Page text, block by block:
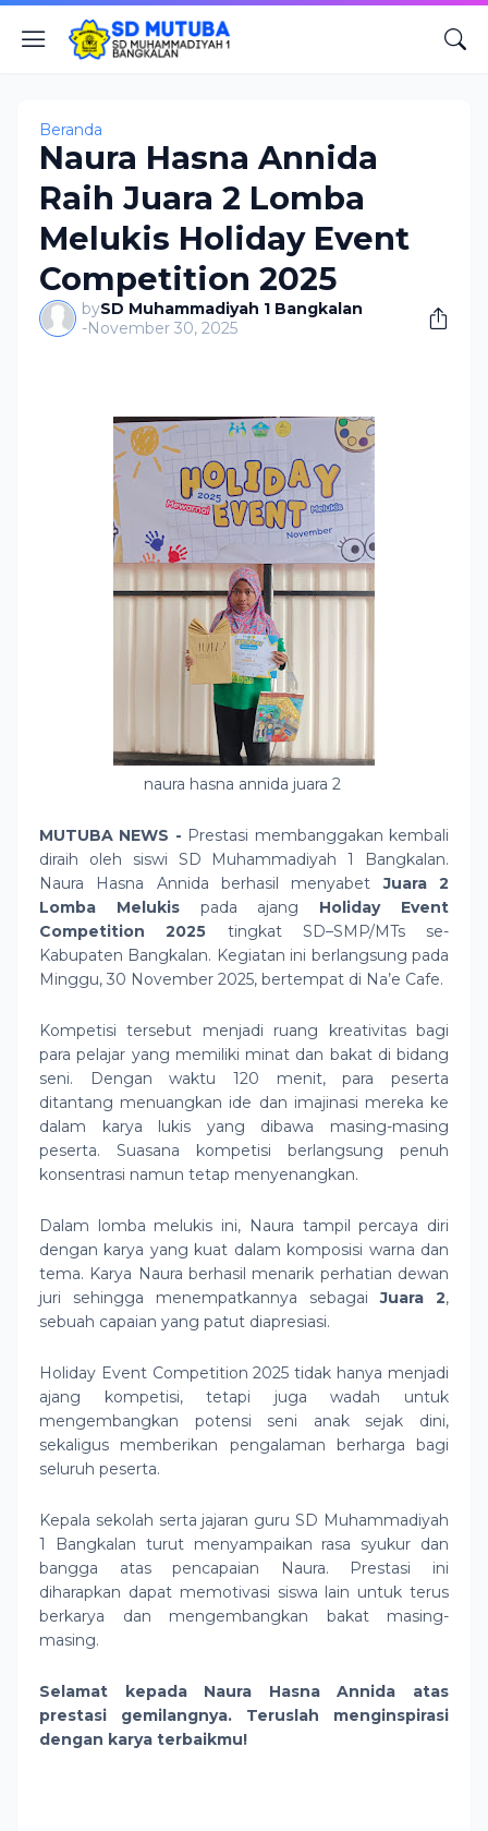
Beranda
Naura Hasna Annida
Raih Juara 2 Lomba
Melukis Holiday Event
Competition 2025
bySD Muhammadiyah 1 Bangkalan
-November 30, 2025
naura hasna annida juara 2
MUTUBA NEWS - Prestasi membanggakan kembali
diraih oleh siswi SD Muhammadiyah 1 Bangkalan.
Naura Hasna Annida berhasil menyabetJuara 2
Lomba Melukispada ajang Holiday Event
Competition 2025 tingkat SD–SMP/MTs se-
Kabupaten Bangkalan. Kegiatan ini berlangsung pada
Minggu, 30 November 2025, bertempat di Na’e Cafe.
Kompetisi tersebut menjadi ruang kreativitas bagi
para pelajar yang memiliki minat dan bakat di bidang
seni. Dengan waktu 120 menit, para peserta
ditantang menuangkan ide dan imajinasi mereka ke
dalam karya lukis yang dibawa masing-masing
peserta. Suasana kompetisi berlangsung penuh
konsentrasi namun tetap menyenangkan.
Dalam lomba melukis ini, Naura tampil percaya diri
dengan karya yang kuat dalam komposisi warna dan
tema. Karya Naura berhasil menarik perhatian dewan
juri sehingga menempatkannya sebagaiJuara 2,
sebuah capaian yang patut diapresiasi.
Holiday Event Competition 2025 tidak hanya menjadi
ajang kompetisi, tetapi juga wadah untuk
mengembangkan potensi seni anak sejak dini,
sekaligus memberikan pengalaman berharga bagi
seluruh peserta.
Kepala sekolah serta jajaran guru SD Muhammadiyah
1 Bangkalan turut menyampaikan rasa syukur dan
bangga atas pencapaian Naura. Prestasi ini
diharapkan dapat memotivasi siswa lain untuk terus
berkarya dan mengembangkan bakat masing-
masing.
Selamat kepada Naura Hasna Annida atas
prestasi gemilangnya. Teruslah menginspirasi
dengan karya terbaikmu!